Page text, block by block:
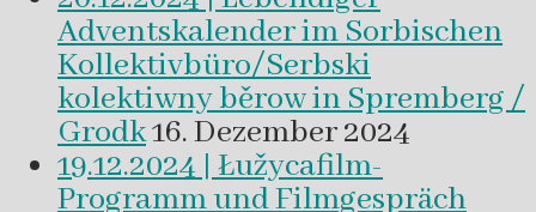
Adventskalender im Sorbischen
Kollektivbüro/Serbski
kolektiwny běrow in Spremberg /
Grodk16. Dezember 2024
19.12.2024 | Łužycafilm-
Programm und Filmgespräch